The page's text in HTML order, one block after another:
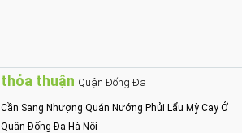
thỏa thuận Quận Đống Đa
Cần Sang Nhượng Quán Nướng Phủi Lẩu Mỳ Cay Ở
Quận Đống Đa Hà Nội